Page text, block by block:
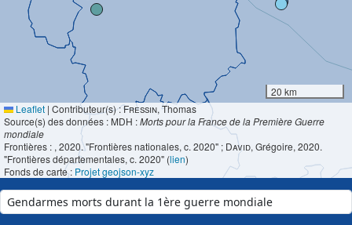
20 km
Leaflet | Contributeur(s) :Fressin, Thomas
Source(s) des données : MDH :Morts pour la France de la Première Guerre
mondiale
Frontières : , 2020. "Frontières nationales, c. 2020" ; David, Grégoire, 2020.
"Frontières départementales, c. 2020" (lien)
Fonds de carte : Projet geojson-xyz